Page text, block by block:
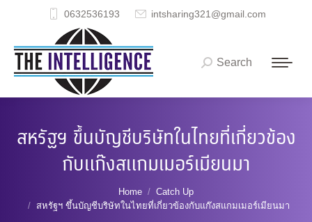
0632536193 intsharing321@gmail.com
Search:
Search
สหรัฐฯ ขึ้นบัญชีบริษัทในไทยที่เกี่ยวข้อง
กับแก๊งสแกมเมอร์เมียนมา
Home
Catch Up
สหรัฐฯ ขึ้นบัญชีบริษัทในไทยที่เกี่ยวข้องกับแก๊งสแกมเมอร์เมียนมา